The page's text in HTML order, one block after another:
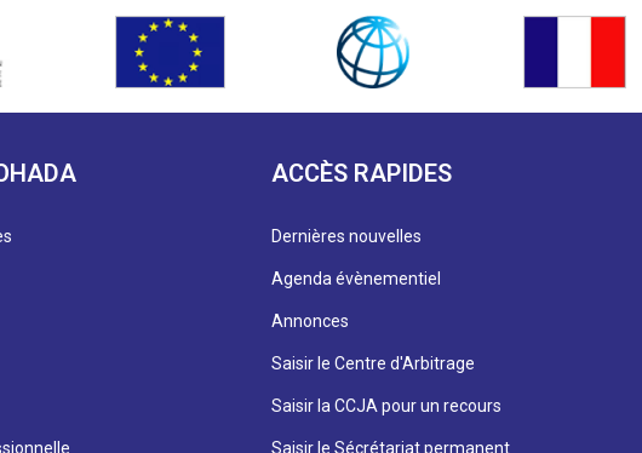
ACCÈS RAPIDES
Dernières nouvelles
Agenda évènementiel
Annonces
Saisir le Centre d'Arbitrage
Saisir la CCJA pour un recours
Saisir le Sécrétariat permanent